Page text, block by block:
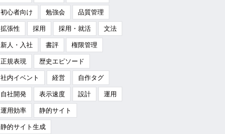
初心者向け 勉強会 品質管理
拡張性 採用 採用・就活 文法
新人・入社 書評 権限管理
正規表現 歴史エピソード
社内イベント 経営 自作タグ
自社開発 表示速度 設計 運用
運用効率 静的サイト
静的サイト生成